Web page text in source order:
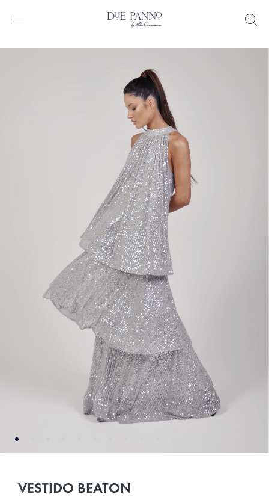
VESTIDO BEATON